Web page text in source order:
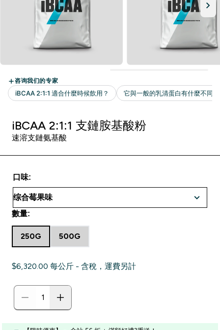
iBCAA 2:1:1 支鏈胺基酸粉
速溶支鏈氨基酸
口味:
數量:
250G 500G
$6,320.00‎ 每公斤 - 含稅，運費另計